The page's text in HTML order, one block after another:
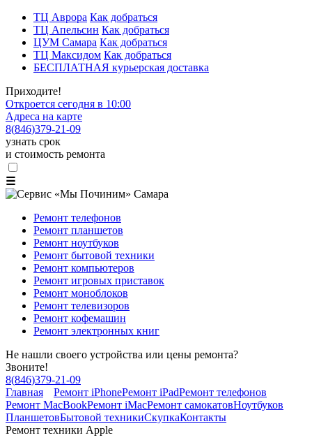
ТЦ Аврора Как добраться
ТЦ Апельсин Как добраться
ЦУМ Самара Как добраться
ТЦ Максидом Как добраться
БЕСПЛАТНАЯ курьерская доставка
Приходите!
Откроется сегодня в 10:00
Адреса на карте
8(846)379-21-09
узнать срок
и стоимость ремонта
☰
Ремонт телефонов
Ремонт планшетов
Ремонт ноутбуков
Ремонт бытовой техники
Ремонт компьютеров
Ремонт игровых приставок
Ремонт моноблоков
Ремонт телевизоров
Ремонт кофемашин
Ремонт электронных книг
Не нашли своего устройства или цены ремонта?
Звоните!
8(846)379-21-09
Главная
Ремонт iPhoneРемонт iPadРемонт телефонов
Ремонт MacBookРемонт iMacРемонт самокатовНоутбуков
ПланшетовБытовой техникиСкупкаКонтакты
Ремонт техники Apple